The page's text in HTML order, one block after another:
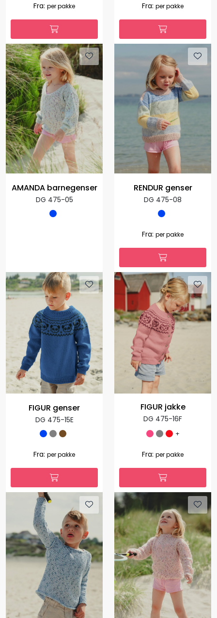
Fra: per pakke Fra: per pakke
AMANDA barnegenser
DG 475-05
RENDUR genser
DG 475-08
Fra: per pakke
FIGUR genser
DG 475-15E
Fra: per pakke
FIGUR jakke
DG 475-16F
+
Fra: per pakke